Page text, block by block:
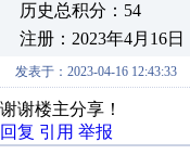
历史总积分：54
注册：2023年4月16日
发表于：2023-04-16 12:43:33
谢谢楼主分享！
回复 引用 举报